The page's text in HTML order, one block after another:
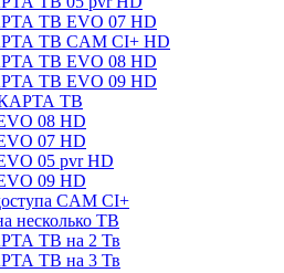
ТВ EVO 07 HD
ТВ CAM CI+ HD
ТВ EVO 08 HD
ТВ EVO 09 HD
ТВ
08 HD
07 HD
05 pvr HD
09 HD
CAM CI+
ТВ
ТВ на 2 Тв
ТВ на 3 Тв